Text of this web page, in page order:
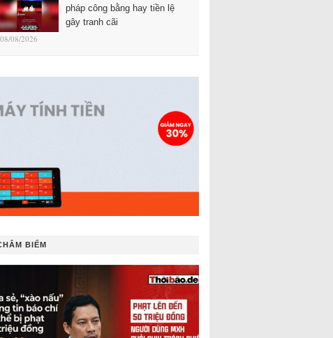
pháp công bằng hay tiền lệ
gây tranh cãi
08/08/2026
BIẾM